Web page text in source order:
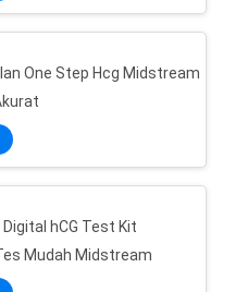
One Step Hcg Midstream
Digital hCG Test Kit
Mudah Midstream